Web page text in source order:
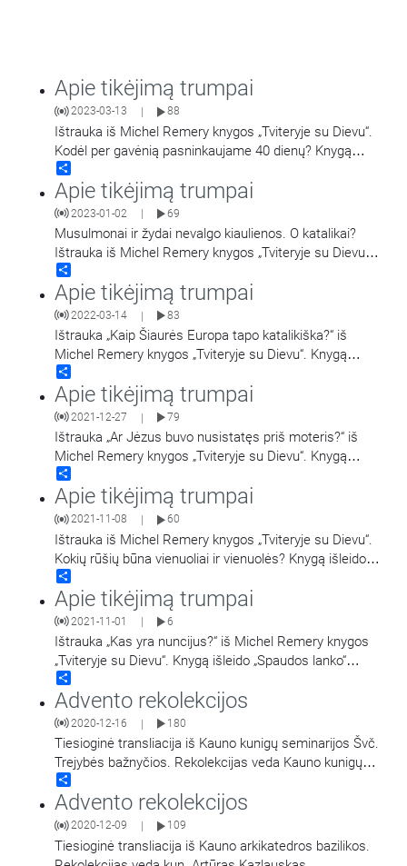
Apie tikėjimą trumpai
2023-03-13 88
Ištrauka iš Michel Remery knygos „Tviteryje su Dievu“.
Kodėl per gavėnią pasninkaujame 40 dienų? Knygą
išleido „Spaudos lanko“ leidykla, 2019 m.
Apie tikėjimą trumpai
2023-01-02 69
Musulmonai ir žydai nevalgo kiaulienos. O katalikai?
Ištrauka iš Michel Remery knygos „Tviteryje su Dievu“.
Knygą išleido „Spaudos lanko“ leidykla, 2019
Apie tikėjimą trumpai
2022-03-14 | 83
Ištrauka „Kaip Šiaurės Europa tapo katalikiška?“ iš
Michel Remery knygos „Tviteryje su Dievu“. Knygą
išleido „Spaudos lanko“ leidykla, 2019 m.
Apie tikėjimą trumpai
2021-12-27 | 79
Ištrauka „Ar Jėzus buvo nusistatęs priš moteris?“ iš
Michel Remery knygos „Tviteryje su Dievu“. Knygą
išleido „Spaudos lanko“ leidykla, 2019
Apie tikėjimą trumpai
2021-11-08 60
Ištrauka iš Michel Remery knygos „Tviteryje su Dievu“.
Kokių rūšių būna vienuoliai ir vienuolės? Knygą išleido
„Spaudos lanko“ leidykla, 2019 m.
Apie tikėjimą trumpai
2021-11-01 6
Ištrauka „Kas yra nuncijus?“ iš Michel Remery knygos
„Tviteryje su Dievu“. Knygą išleido „Spaudos lanko“
leidykla, 2019 m.
Advento rekolekcijos
2020-12-16 | 180
Tiesioginė transliacija iš Kauno kunigų seminarijos Švč.
Trejybės bažnyčios. Rekolekcijas veda Kauno kunigų
seminarijos rektorius kun. Ramūnas Norkus.
Advento rekolekcijos
2020-12-09 109
Tiesioginė transliacija iš Kauno arkikatedros bazilikos.